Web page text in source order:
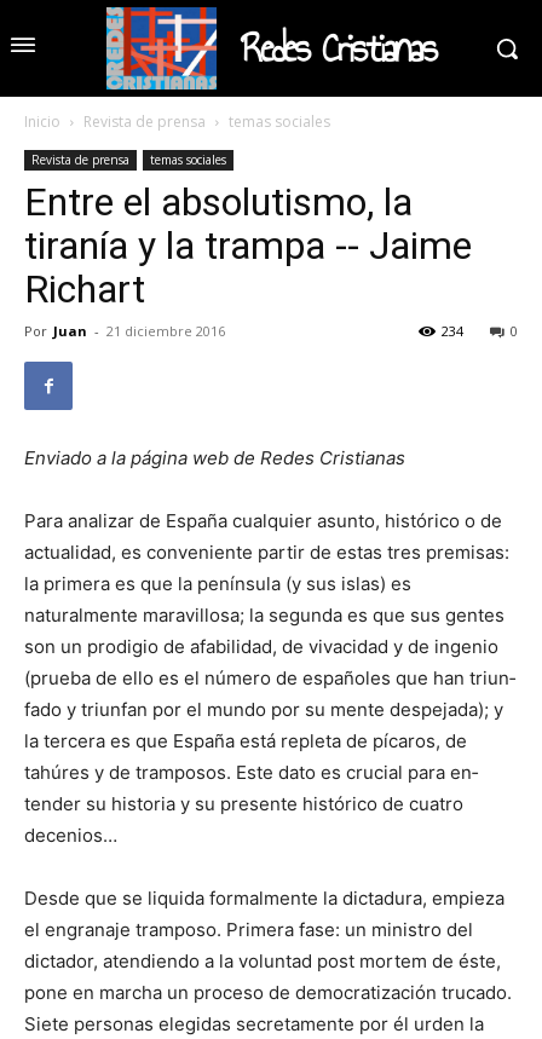
Redes Cristianas
Inicio Revista de prensa temas sociales
Revista de prensa temas sociales
Entre el absolutismo, la
tiranía y la trampa -- Jaime
Richart
Por Juan - 21 diciembre 2016 0
234
Enviado a la página web de Redes Cristianas
Para analizar de España cualquier asunto, histórico o de
actuali­dad, es conveniente partir de estas tres premisas:
la pri­mera es que la península (y sus islas) es
naturalmente maravi­llosa; la segunda es que sus gentes
son un prodigio de afabili­dad, de vivacidad y de ingenio
(prueba de ello es el número de españoles que han triun­
fado y triunfan por el mundo por su mente despejada); y
la tercera es que España está repleta de píca­ros, de
tahúres y de tramposos. Este dato es crucial para en­
tender su historia y su presente histó­rico de cuatro
decenios…
Desde que se liquida formalmente la dictadura, empieza
el en­gra­naje tramposo. Primera fase: un ministro del
dictador, aten­diendo a la voluntad post mortem de éste,
pone en marcha un proceso de democratización trucado.
Siete personas elegidas se­cretamente por él urden la